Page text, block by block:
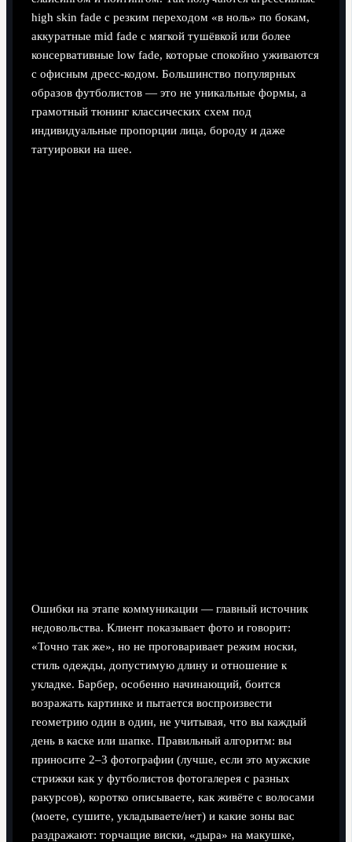
high skin fade с резким переходом «в ноль» по бокам,
аккуратные mid fade с мягкой тушёвкой или более
консервативные low fade, которые спокойно уживаются
с офисным дресс-кодом. Большинство популярных
образов футболистов — это не уникальные формы, а
грамотный тюнинг классических схем под
индивидуальные пропорции лица, бороду и даже
татуировки на шее.
Ошибки на этапе коммуникации — главный источник
недовольства. Клиент показывает фото и говорит:
«Точно так же», но не проговаривает режим носки,
стиль одежды, допустимую длину и отношение к
укладке. Барбер, особенно начинающий, боится
возражать картинке и пытается воспроизвести
геометрию один в один, не учитывая, что вы каждый
день в каске или шапке. Правильный алгоритм: вы
приносите 2–3 фотографии (лучше, если это мужские
стрижки как у футболистов фотогалерея с разных
ракурсов), коротко описываете, как живёте с волосами
(моете, сушите, укладываете/нет) и какие зоны вас
раздражают: торчащие виски, «дыра» на макушке,